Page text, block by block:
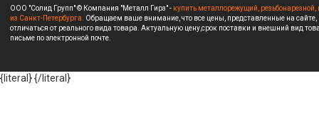
ООО "Солид Групп" © Компания "Металл Гирз" - купить металлорежущий,
из Санкт-Петербурга. Обращаем ваше внимание, что все цены, представленные на
отличаться от реального вида товара. Актуальную цену,срок поставки и внешний вид
письме по электронной почте.
{literal}{/literal}